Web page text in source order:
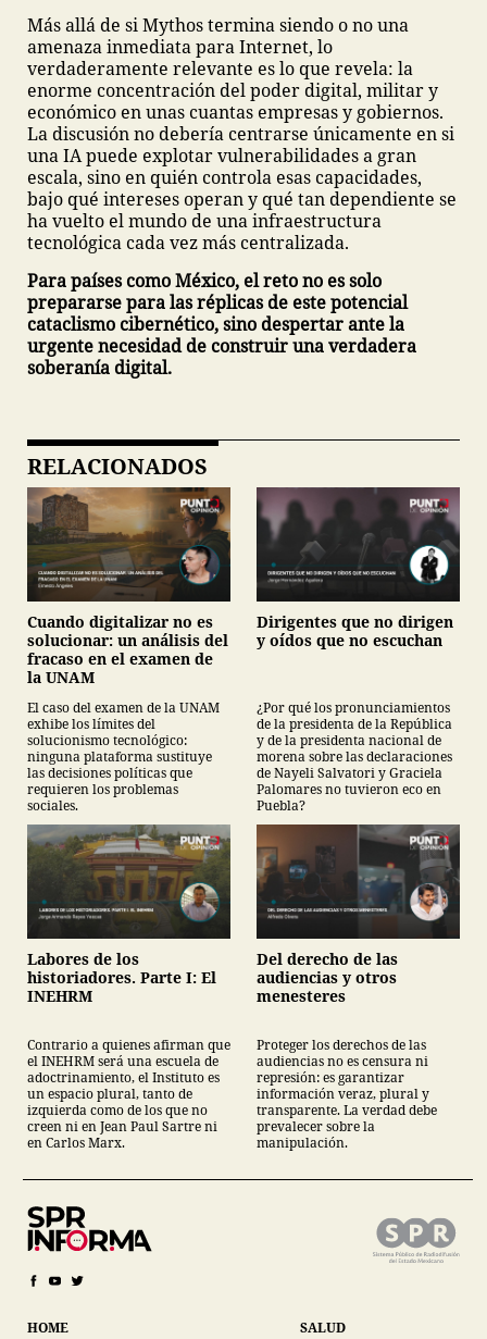
Más allá de si Mythos termina siendo o no una
amenaza inmediata para Internet, lo
verdaderamente relevante es lo que revela: la
enorme concentración del poder digital, militar y
económico en unas cuantas empresas y gobiernos.
La discusión no debería centrarse únicamente en si
una IA puede explotar vulnerabilidades a gran
escala, sino en quién controla esas capacidades,
bajo qué intereses operan y qué tan dependiente se
ha vuelto el mundo de una infraestructura
tecnológica cada vez más centralizada.
Para países como México, el reto no es solo
prepararse para las réplicas de este potencial
cataclismo cibernético, sino despertar ante la
urgente necesidad de construir una verdadera
soberanía digital.
RELACIONADOS
Cuando digitalizar no es
solucionar: un análisis del
fracaso en el examen de
la UNAM
El caso del examen de la UNAM
exhibe los límites del
solucionismo tecnológico:
ninguna plataforma sustituye
las decisiones políticas que
requieren los problemas
sociales.
Dirigentes que no dirigen
y oídos que no escuchan
¿Por qué los pronunciamientos
de la presidenta de la República
y de la presidenta nacional de
morena sobre las declaraciones
de Nayeli Salvatori y Graciela
Palomares no tuvieron eco en
Puebla?
Labores de los
historiadores. Parte I: El
INEHRM
Contrario a quienes afirman que
el INEHRM será una escuela de
adoctrinamiento, el Instituto es
un espacio plural, tanto de
izquierda como de los que no
creen ni en Jean Paul Sartre ni
en Carlos Marx.
Del derecho de las
audiencias y otros
menesteres
Proteger los derechos de las
audiencias no es censura ni
represión: es garantizar
información veraz, plural y
transparente. La verdad debe
prevalecer sobre la
manipulación.
HOME SALUD